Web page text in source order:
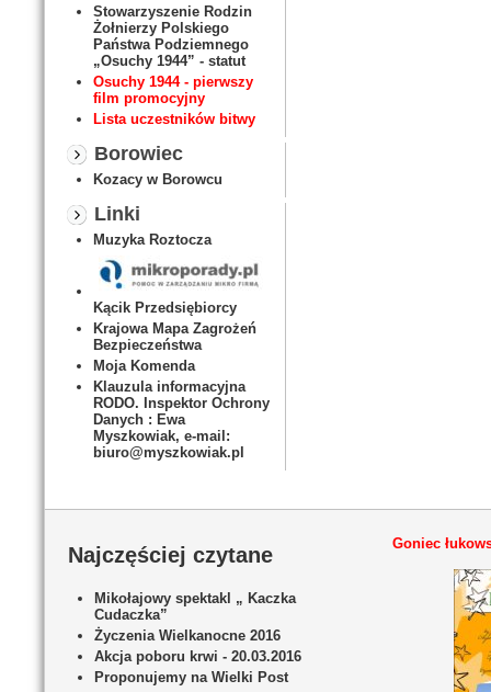
Stowarzyszenie Rodzin
Żołnierzy Polskiego
Państwa Podziemnego
„Osuchy 1944” - statut
Osuchy 1944 - pierwszy
film promocyjny
Lista uczestników bitwy
Borowiec
Kozacy w Borowcu
Linki
Muzyka Roztocza
Kącik Przedsiębiorcy
Krajowa Mapa Zagrożeń
Bezpieczeństwa
Moja Komenda
Klauzula informacyjna
RODO. Inspektor Ochrony
Danych : Ewa
Myszkowiak, e-mail:
biuro@myszkowiak.pl
Najczęściej czytane
Mikołajowy spektakl „ Kaczka
Cudaczka”
Życzenia Wielkanocne 2016
Akcja poboru krwi - 20.03.2016
Proponujemy na Wielki Post
Goniec